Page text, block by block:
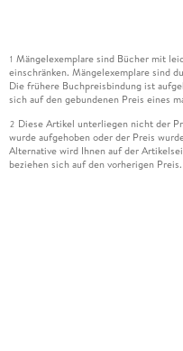
1 Mängelexemplare sind Bücher mit
einschränken. Mängelexemplare sind
Die frühere Buchpreisbindung ist
sich auf den gebundenen Preis eines
2 Diese Artikel unterliegen nicht der
wurde aufgehoben oder der Preis
Alternative wird Ihnen auf der
beziehen sich auf den vorherigen Preis.